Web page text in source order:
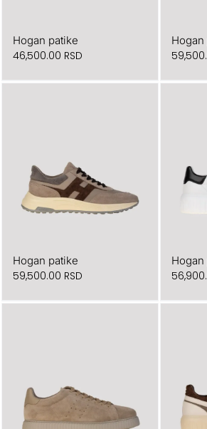
Hogan patike
46,500.00 RSD
Hogan
Hogan patike
59,500.00 RSD
Hogan